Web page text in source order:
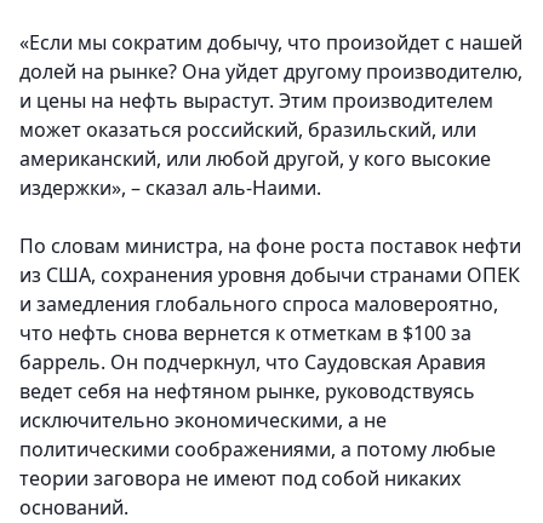
«Если мы сократим добычу, что произойдет с нашей
долей на рынке? Она уйдет другому производителю,
и цены на нефть вырастут. Этим производителем
может оказаться российский, бразильский, или
американский, или любой другой, у кого высокие
издержки», – сказал аль-Наими.
По словам министра, на фоне роста поставок нефти
из США, сохранения уровня добычи странами ОПЕК
и замедления глобального спроса маловероятно,
что нефть снова вернется к отметкам в $100 за
баррель. Он подчеркнул, что Саудовская Аравия
ведет себя на нефтяном рынке, руководствуясь
исключительно экономическими, а не
политическими соображениями, а потому любые
теории заговора не имеют под собой никаких
оснований.